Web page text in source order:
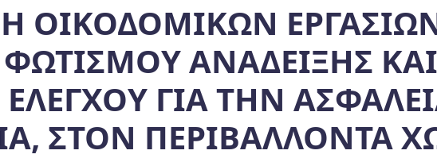
ΟΙΚΟΔΟΜΙΚΩΝ
ΦΩΤΙΣΜΟΥ ΑΝΑΔΕΙΞΗΣ ΚΑΙ
ΓΙΑ ΤΗΝ
ΣΤΟΝ ΠΕΡΙΒΑΛΛΟΝΤΑ